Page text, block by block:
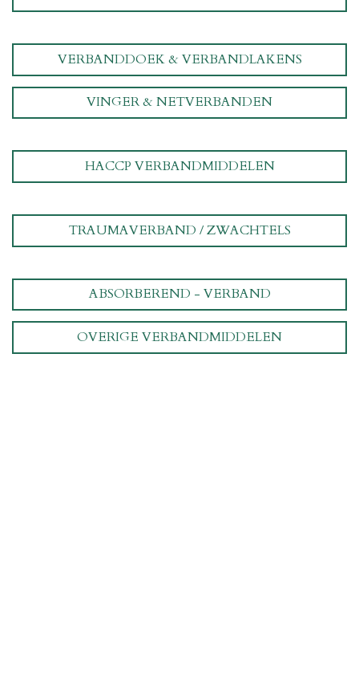
VERBANDDOEK & VERBANDLAKENS
VINGER & NETVERBANDEN
HACCP VERBANDMIDDELEN
TRAUMAVERBAND / ZWACHTELS
ABSORBEREND - VERBAND
OVERIGE VERBANDMIDDELEN